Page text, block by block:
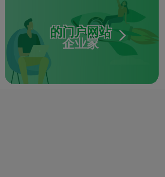
的门户网站
企业家